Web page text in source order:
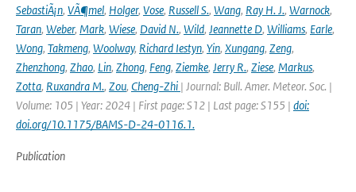
SebastiÃ¡n, VÃ¶mel, Holger, Vose, Russell S., Wang, Ray H. J., Warnock,
Taran, Weber, Mark, Wiese, David N., Wild, Jeannette D, Williams, Earle,
Wong, Takmeng, Woolway, Richard Iestyn, Yin, Xungang, Zeng,
Zhenzhong, Zhao, Lin, Zhong, Feng, Ziemke, Jerry R., Ziese, Markus,
Zotta, Ruxandra M., Zou, Cheng-Zhi | Journal: Bull. Amer. Meteor. Soc. |
Volume: 105 | Year: 2024 | First page: S12 | Last page: S155 | doi:
doi.org/10.1175/BAMS-D-24-0116.1.
Publication